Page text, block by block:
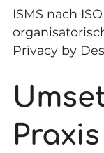
ISMS nach
Privacy by
Praxis